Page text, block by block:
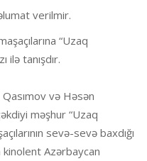
verilmir.
“Uzaq
ilə tanışdır.
və Həsən
məşhur “Uzaq
sevə-sevə baxdığı
Azərbaycan